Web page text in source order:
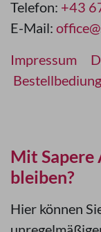
Telefon: +43
E-Mail:
Impressum
Mit Sapere
bleiben?
Hier können